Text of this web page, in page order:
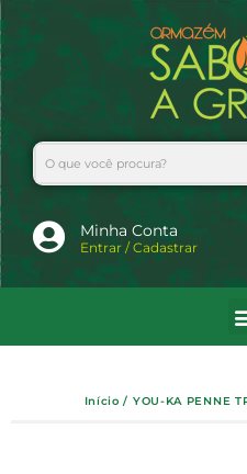
para
o
conteúdo
Search
Minha Conta
Entrar / Cadastrar
Início / YOU-KA PENNE